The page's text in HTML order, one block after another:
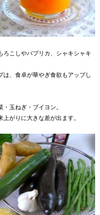
ろこしやパプリカ、シャキシャキ
、食卓が華やぎ食欲もアップし
玉ねぎ・ブイヨン。
がりに大きな差が出ます。